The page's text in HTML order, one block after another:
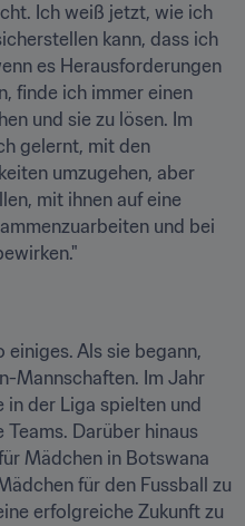
Ich weiß jetzt, wie ich
kann, dass ich
es Herausforderungen
finde ich immer einen
und sie zu lösen. Im
gelernt, mit den
umzugehen, aber
mit ihnen auf eine
und bei
Als sie begann,
Mannschaften. Im Jahr
der Liga spielten und
Darüber hinaus
Mädchen in Botswana
für den Fussball zu
erfolgreiche Zukunft zu